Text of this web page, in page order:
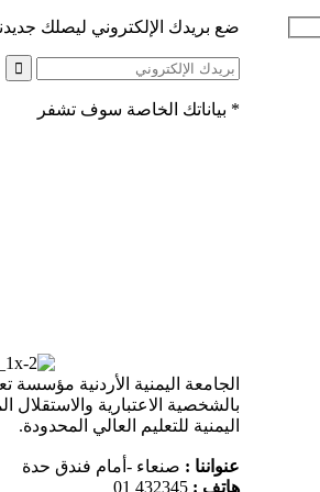
ضع بريدك الإلكتروني ليصلك
* بياناتك الخاصة سوف تشفر
الجامعة اليمنية الأردنية
بالشخصية الاعتبارية والاستقلال
اليمنية للتعليم العالي المحدودة.
عنواننا : صنعاء -أمام فندق حدة
هاتف :